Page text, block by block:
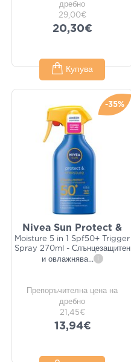
дребно
29,00€
20,30€
Купува
-35%
Nivea Sun Protect &
Moisture 5 in 1 Spf50+ Trigger
Spray 270ml - Слънцезащитен
и овлажнява... i
Препоръчителна цена на
дребно
21,45€
13,94€